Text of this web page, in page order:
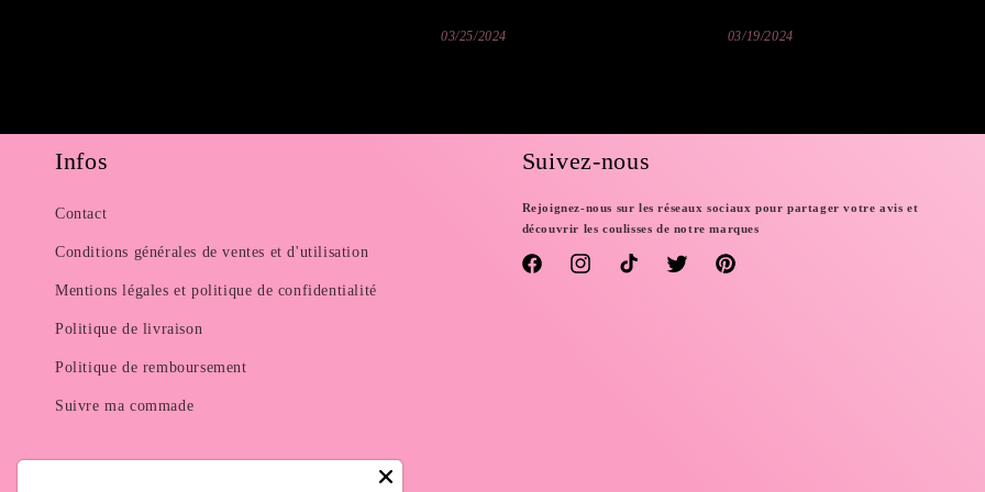
même la
Infos
Contact
Conditions générales de ventes et d'utilisation
Mentions légales et politique de confidentialité
Politique de livraison
Politique de remboursement
Suivre ma commade
Suivez-nous
Rejoignez-nous sur les réseaux sociaux pour partager votre avis et
découvrir les coulisses de notre marques
FacebookInstagramTikTok Twitter Pinterest